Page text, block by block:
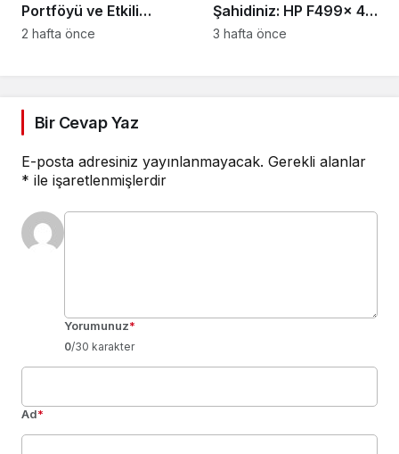
Portföyü ve Etkili
Distribütör Ağıyla
2 hafta önce
Şahidiniz: HP F499x 4K
Araç Kamerası ve G-
3 hafta önce
Bir Cevap Yaz
E-posta adresiniz yayınlanmayacak. Gerekli alanlar
* ile işaretlenmişlerdir
Yorumunuz*
0/30 karakter
Ad*